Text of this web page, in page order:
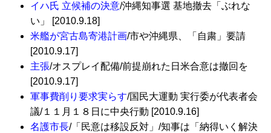
イハ氏 立候補の決意/沖縄知事選 基地撤去「ぶれな
い」 [2010.9.18]
米艦が宮古島寄港計画/市や沖縄県、「自粛」要請
[2010.9.17]
主張/オスプレイ配備/前提崩れた日米合意は撤回を
[2010.9.17]
軍事費削り要求実らす/国民大運動 実行委が代表者会
議/１１月１８日に中央行動 [2010.9.16]
名護市長/「民意は移設反対」/知事は「納得いく解決